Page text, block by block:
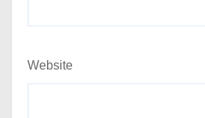
Website